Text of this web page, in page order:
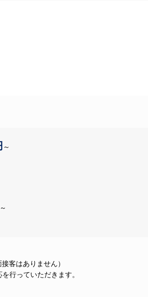
～
～
客はありません）
行っていただきます。